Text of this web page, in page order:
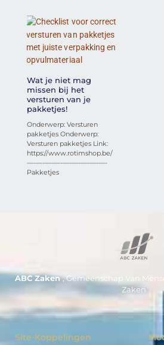
Wat je niet mag
missen bij het
versturen van je
pakketjes!
Onderwerp: Versturen
pakketjes Onderwerp:
Versturen pakketjes Link:
https://www.rotimshop.be/
—-—-—-—-—-—-—-—-—-
Pakketjes
ABC Zaken, Gemeenschap Van
Zaken
Site-Koppelingen